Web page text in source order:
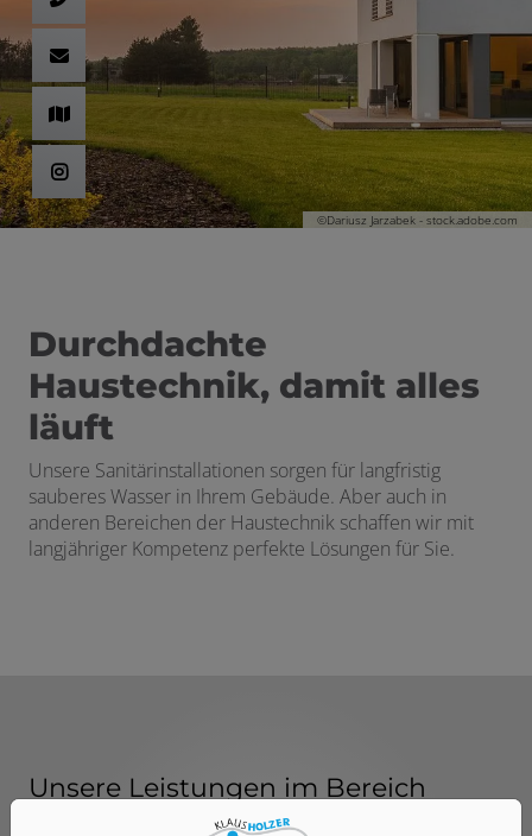
©Dariusz Jarzabek - stock.adobe.com
Durchdachte
Haustechnik, damit alles
läuft
Unsere Sanitärinstallationen sorgen für langfristig
sauberes Wasser in Ihrem Gebäude. Aber auch in
anderen Bereichen der Haustechnik schaffen wir mit
langjähriger Kompetenz perfekte Lösungen für Sie.
Unsere Leistungen im Bereich
und schließen
und schließen